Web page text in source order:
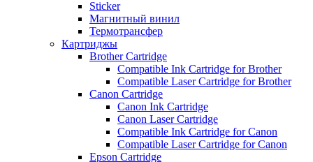
Sticker
Магнитный винил
Термотрансфер
Картриджы
Brother Cartridge
Compatible Ink Cartridge for Brother
Compatible Laser Cartridge for Brother
Canon Cartridge
Canon Ink Cartridge
Canon Laser Cartridge
Compatible Ink Cartridge for Canon
Compatible Laser Cartridge for Canon
Epson Cartridge